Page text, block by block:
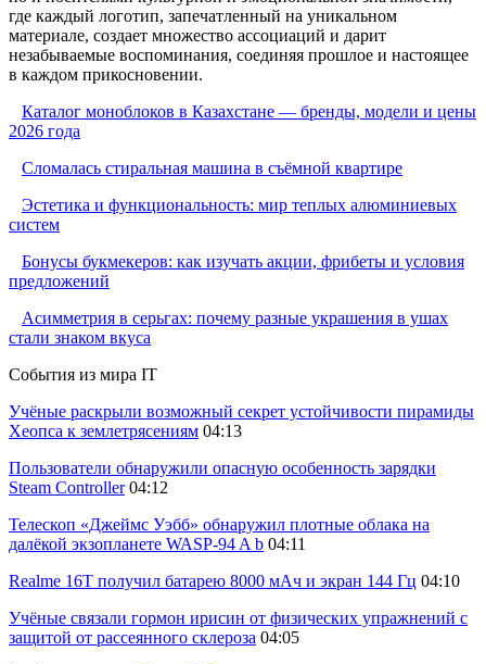
где каждый логотип, запечатленный на уникальном
материале, создает множество ассоциаций и дарит
незабываемые воспоминания, соединяя прошлое и настоящее
в каждом прикосновении.
Каталог моноблоков в Казахстане — бренды, модели и цены
2026 года
Сломалась стиральная машина в съёмной квартире
Эстетика и функциональность: мир теплых алюминиевых
систем
Бонусы букмекеров: как изучать акции, фрибеты и условия
предложений
Асимметрия в серьгах: почему разные украшения в ушах
стали знаком вкуса
События из мира IT
Учёные раскрыли возможный секрет устойчивости пирамиды
Хеопса к землетрясениям 04:13
Пользователи обнаружили опасную особенность зарядки
Steam Controller 04:12
Телескоп «Джеймс Уэбб» обнаружил плотные облака на
далёкой экзопланете WASP-94 A b 04:11
Realme 16T получил батарею 8000 мАч и экран 144 Гц 04:10
Учёные связали гормон ирисин от физических упражнений с
защитой от рассеянного склероза 04:05